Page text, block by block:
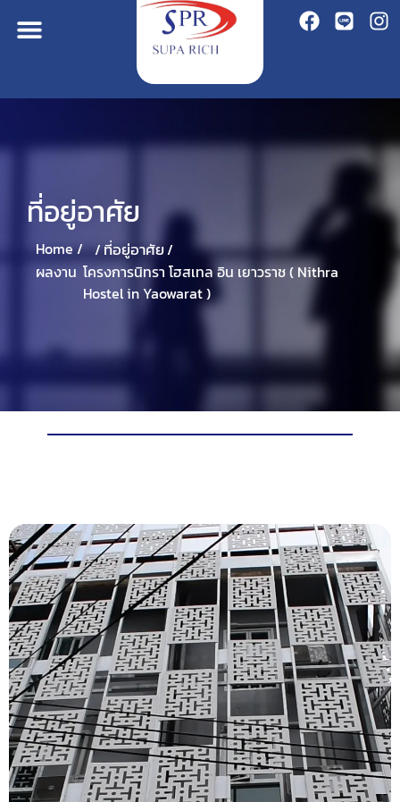
ที่อยู่อาศัย
Home /
ผลงาน
/ที่อยู่อาศัย/
โครงการนิทรา โฮสเทล อิน เยาวราช ( Nithra
Hostel in Yaowarat )